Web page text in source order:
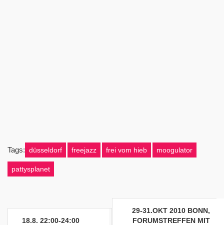
Tags: düsseldorf freejazz frei vom hieb moogulator
pattysplanet
Beitragsnavigation
18.8. 22:00-24:00
29-31.OKT 2010 BONN,
FORUMSTREFFEN MIT